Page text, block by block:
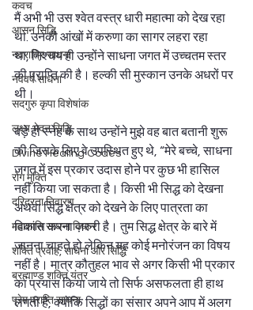
कवच
आसन सिद्धि
नवरात्रि साधना
नववर्ष साधना
सदगुरु कृपा विशेषांक
लक्ष्य भेदन सिद्धि
Divine Healing Codes
रोग मुक्ति
दरिद्रता निवारण
महाशांति साधना विधान
शक्ति प्रवाह, साधना और सिद्धि
ब्रह्माण्ड शक्ति यंत्र
प्रेम प्राप्ति साधना
मैं अभी भी उस श्वेत वस्त्र धारी महात्मा को देख रहा
था. उनकी आंखों में करुणा का सागर लहरा रहा
था, निश्चय ही उन्होंने साधना जगत में उच्चतम स्तर
की प्राप्ति की है। हल्की सी मुस्कान उनके अधरों पर
थी।
बड़े ही स्नेह के साथ उन्होंने मुझे वह बात बतानी शुरू
की जिसके लिए वे उपस्थित हुए थे, “मेरे बच्चे, साधना
जगत में इस प्रकार उदास होने पर कुछ भी हासिल
नहीं किया जा सकता है। किसी भी सिद्ध को देखना
अथवा सिद्ध क्षेत्र को देखने के लिए पात्रता का
विकास करना ज़रुरी है। तुम सिद्ध क्षेत्र के बारे में
जानना चाहते हो लेकिन यह कोई मनोरंजन का विषय
नहीं है। मात्र कौतुहल भाव से अगर किसी भी प्रकार
का प्रयास किया जाये तो सिर्फ असफलता ही हाथ
लगती है, क्योंकि सिद्धों का संसार अपने आप में अलग